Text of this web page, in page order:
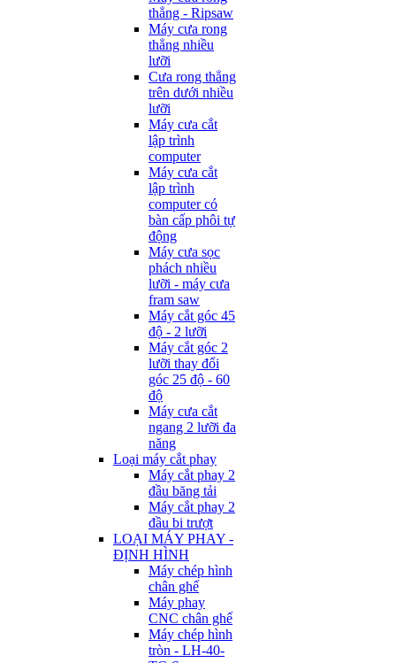
thẳng - Ripsaw
Máy cưa rong
thẳng nhiều
lưỡi
Cưa rong thẳng
trên dưới nhiều
lưỡi
Máy cưa cắt
lập trình
computer
Máy cưa cắt
lập trình
computer có
bàn cấp phôi tự
động
Máy cưa sọc
phách nhiều
lưỡi - máy cưa
fram saw
Máy cắt góc 45
độ - 2 lưỡi
Máy cắt góc 2
lưỡi thay đổi
góc 25 độ - 60
độ
Máy cưa cắt
ngang 2 lưỡi đa
năng
Loại máy cắt phay
Máy cắt phay 2
đầu băng tải
Máy cắt phay 2
đầu bi trượt
LOẠI MÁY PHAY -
ĐỊNH HÌNH
Máy chép hình
chân ghế
Máy phay
CNC chân ghế
Máy chép hình
tròn - LH-40-